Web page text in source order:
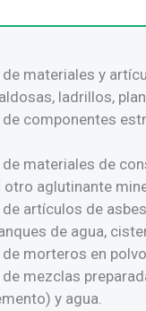
materiales y
ladrillos,
componentes
materiales de
otro aglutinante
artículos de
de agua,
morteros en
mezclas
y agua.